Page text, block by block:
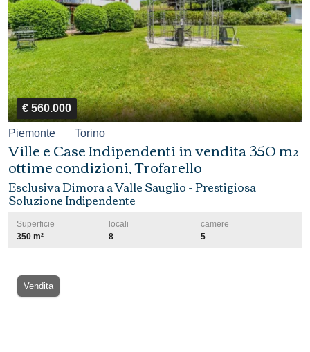
€ 560.000
Piemonte Torino
Ville e Case Indipendenti in vendita 350 m²
ottime condizioni, Trofarello
Esclusiva Dimora a Valle Sauglio - Prestigiosa
Soluzione Indipendente
Superficie
350 m²
locali
8
camere
5
Vendita